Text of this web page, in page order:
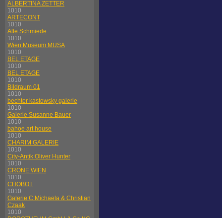
ALBERTINA ZETTER
1010
ARTECONT
1010
Alte Schmiede
1010
Wien Museum MUSA
1010
BEL ETAGE
1010
BEL ETAGE
1010
Bildraum 01
1010
bechter kastowsky galerie
1010
Galerie Susanne Bauer
1010
bahoe art house
1010
CHARIM GALERIE
1010
City-Antik Oliver Hunter
1010
CRONE WIEN
1010
CHOBOT
1010
Galerie C Michaela & Christian
Czaak
1010